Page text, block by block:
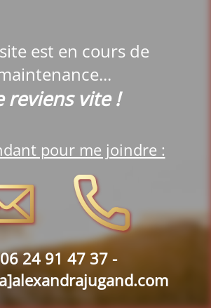
est en cours de
reviens vite !
pour me joindre :
06 24 91 47 37 -